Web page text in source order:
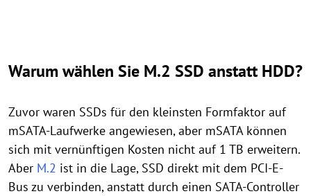
Warum wählen Sie M.2 SSD anstatt HDD?
Zuvor waren SSDs für den kleinsten Formfaktor auf
mSATA-Laufwerke angewiesen, aber mSATA können
sich mit vernünftigen Kosten nicht auf 1 TB erweitern.
Aber M.2 ist in die Lage, SSD direkt mit dem PCI-E-
Bus zu verbinden, anstatt durch einen SATA-Controller